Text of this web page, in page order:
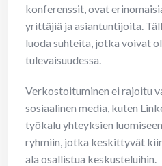
konferenssit, ovat
yrittäjiä ja asiantuntijoita.
luoda suhteita, jotka voivat
tulevaisuudessa.
Verkostoituminen ei rajoitu
sosiaalinen media, kuten
työkalu yhteyksien
ryhmiin, jotka keskittyvät
ala osallistua keskusteluihin.